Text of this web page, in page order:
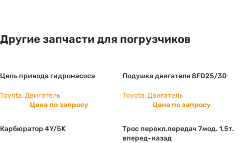
Другие запчасти для погрузчиков
Цепь привода гидронасоса
Toyota,Двигатель
Цена по запросу
Подушка двигателя 8FD25/30
Toyota,Двигатель
Цена по запросу
Карбюратор 4Y/5K
Трос перекл.передач 7мод. 1,5т.
вперед-назад